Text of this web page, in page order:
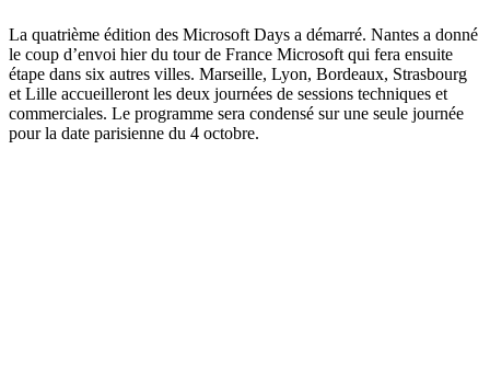
Email
La quatrième édition des Microsoft Days a démarré. Nantes a donné
le coup d’envoi hier du tour de France Microsoft qui fera ensuite
étape dans six autres villes. Marseille, Lyon, Bordeaux, Strasbourg
et Lille accueilleront les deux journées de sessions techniques et
commerciales. Le programme sera condensé sur une seule journée
pour la date parisienne du 4 octobre.